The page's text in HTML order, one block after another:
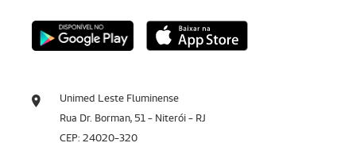
Unimed Leste Fluminense
Rua Dr. Borman, 51 - Niterói - RJ
CEP: 24020-320